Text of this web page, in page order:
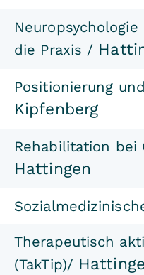
die Praxis /
Positionierung
Kipfenberg
Rehabilitation
Hattingen
Therapeutisch
(TakTip)/